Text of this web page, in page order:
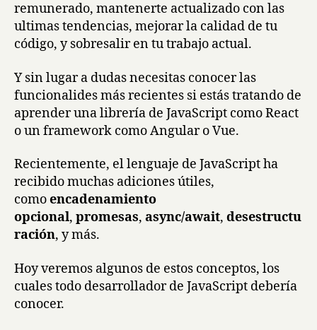
remunerado, mantenerte actualizado con las
ultimas tendencias, mejorar la calidad de tu
código, y sobresalir en tu trabajo actual.
Y sin lugar a dudas necesitas conocer las
funcionalides más recientes si estás tratando de
aprender una librería de JavaScript como React
o un framework como Angular o Vue.
Recientemente, el lenguaje de JavaScript ha
recibido muchas adiciones útiles,
comoencadenamiento
opcional, promesas, async/await, desestructu
ración, y más.
Hoy veremos algunos de estos conceptos, los
cuales todo desarrollador de JavaScript debería
conocer.